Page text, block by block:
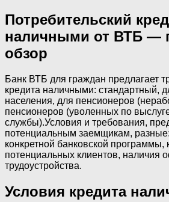
Потребительский
наличными от ВТБ —
обзор
Банк ВТБ для граждан предлагает
кредита наличными: стандартный,
населения, для пенсионеров
пенсионеров (уволенных по
службы).Условия и требования,
потенциальным заемщикам, разные:
конкретной банковской программы,
потенциальных клиентов, наличия
трудоустройства.
Условия кредита